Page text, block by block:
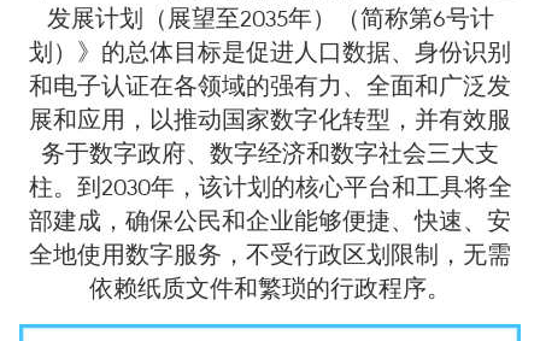
发展计划（展望至2035年）（简称第6号计
划）》的总体目标是促进人口数据、身份识别
和电子认证在各领域的强有力、全面和广泛​​发
展和应用，以推动国家数字化转型，并有效服
务于数字政府、数字经济和数字社会三大支
柱。到2030年，该计划的核心平台和工具将全
部建成，确保公民和企业能够便捷、快速、安
全地使用数字服务，不受行政区划限制，无需
依赖纸质文件和繁琐的行政程序。